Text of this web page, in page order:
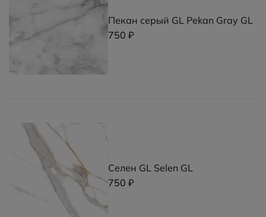
Пекан серый GL Pekan Gray GL
750 ₽
Селен GL Selen GL
750 ₽